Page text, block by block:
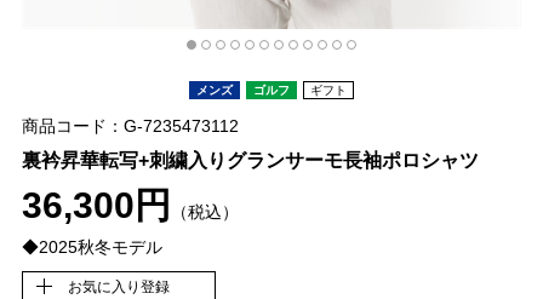
メンズ ゴルフ ギフト
商品コード：G-7235473112
裏衿昇華転写+刺繍入りグランサーモ長袖ポロシャツ
36,300円
（税込）
◆2025秋冬モデル
お気に入り登録